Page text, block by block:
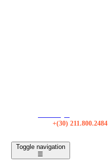
+(30) 211.800.2484
Toggle navigation
☰